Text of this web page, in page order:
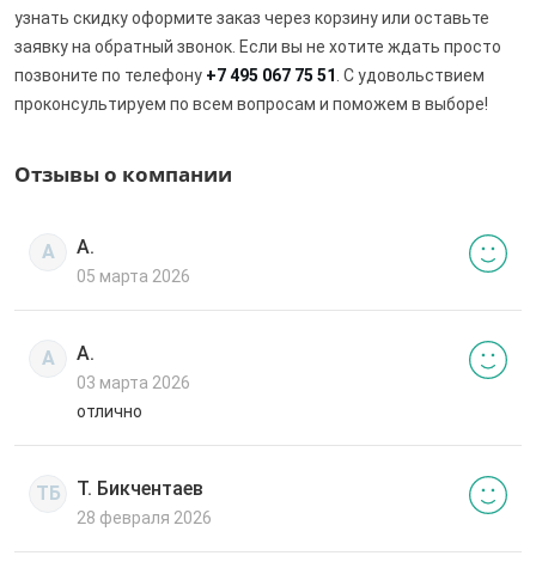
узнать скидку оформите заказ через корзину или оставьте
заявку на обратный звонок. Если вы не хотите ждать просто
позвоните по телефону +7 495 067 75 51 . С удовольствием
проконсультируем по всем вопросам и поможем в выборе!
Отзывы о компании
А А.
05 марта 2026
А А.
03 марта 2026
отлично
ТБ Т. Бикчентаев
28 февраля 2026